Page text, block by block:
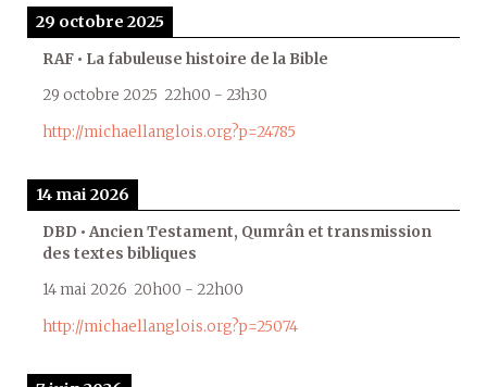
29 octobre 2025
RAF • La fabuleuse histoire de la Bible
29 octobre 2025 22h00 - 23h30
http://michaellanglois.org?p=24785
14 mai 2026
DBD • Ancien Testament, Qumrân et transmission
des textes bibliques
14 mai 2026 20h00 - 22h00
http://michaellanglois.org?p=25074